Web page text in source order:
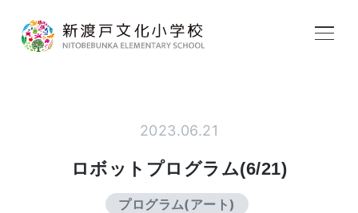
学校生活
2023.06.21
ロボットプログラム(6/21)
プログラム(アート)